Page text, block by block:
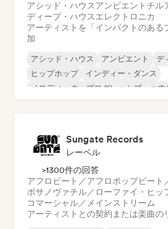
アシッド・ハウスアンビエント チル
ディープ・ハウスエレクトロニカ
アーティストを「インパクトのある
加
アシッド・ハウス アンビエント
デ
ヒップホップ
インディー・ダンス
メロディック・プログレッシブ・ハウ
Sungate Records
レーベル
>1300件の回答
アフロビート／アフロポップビート
ボサノヴァチル／ローファイ・ヒッ
コマーシャル／メインストリーム
アーティストとの契約または楽曲の